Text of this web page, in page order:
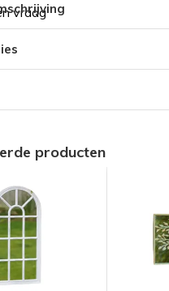
vraag
producten